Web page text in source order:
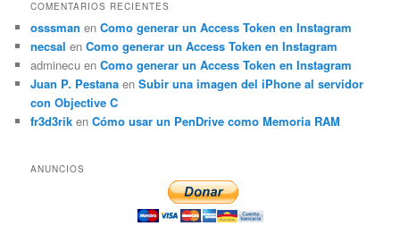
COMENTARIOS RECIENTES
osssman enComo generar un Access Token en Instagram
necsal enComo generar un Access Token en Instagram
adminecu enComo generar un Access Token en Instagram
Juan P. Pestana enSubir una imagen del iPhone al servidor
con Objective C
fr3d3rik enCómo usar un PenDrive como Memoria RAM
ANUNCIOS